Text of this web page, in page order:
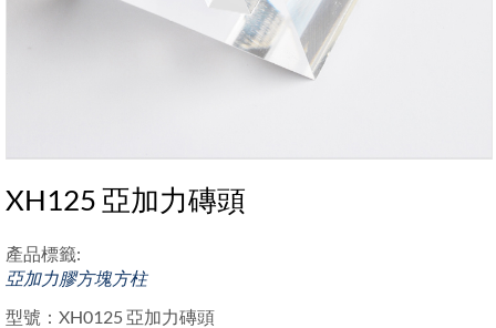
XH125 亞加力磚頭
產品標籤:
亞加力膠方塊方柱
型號：XH0125 亞加力磚頭